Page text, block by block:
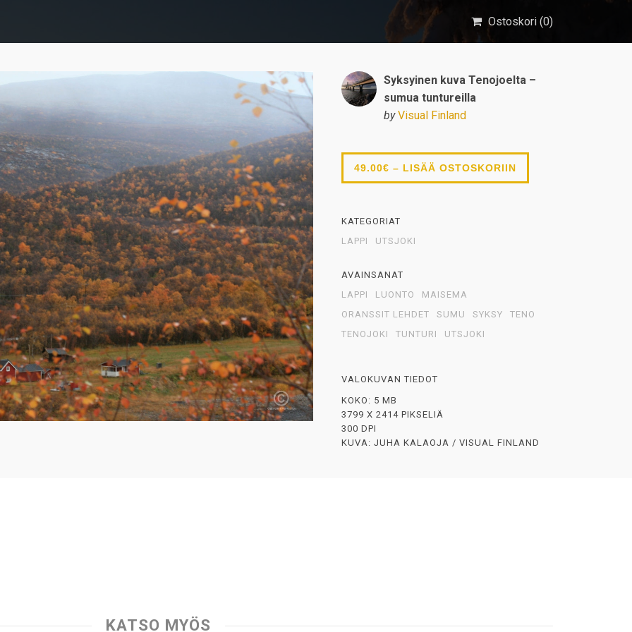
Ostoskori (0)
Syksyinen kuva Tenojoelta –
sumua tuntureilla
by Visual Finland
49.00€ – LISÄÄ OSTOSKORIIN
KATEGORIAT
LAPPI
UTSJOKI
AVAINSANAT
LAPPI
LUONTO
MAISEMA
ORANSSIT LEHDET
SUMU SYKSY
TENO
TENOJOKI
TUNTURI UTSJOKI
VALOKUVAN TIEDOT
KOKO: 5 MB
3799 X 2414 PIKSELIÄ
300 DPI
KUVA: JUHA KALAOJA / VISUAL FINLAND
KATSO MYÖS